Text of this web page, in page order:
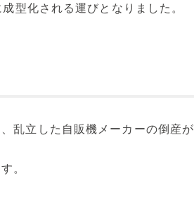
型化される運びとなりました。
乱立した自販機メーカーの倒産が
。